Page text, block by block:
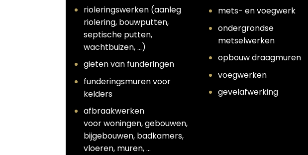
rioleringswerken (aanleg
riolering, bouwputten,
septische putten,
wachtbuizen, …)
gieten van funderingen
funderingsmuren voor
kelders
afbraakwerken
voor woningen, gebouwen,
bijgebouwen, badkamers,
vloeren, muren, …
mets- en voegwerk
ondergrondse
metselwerken
opbouw draagmuren
voegwerken
gevelafwerking